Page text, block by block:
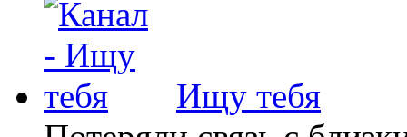
Ищу тебя